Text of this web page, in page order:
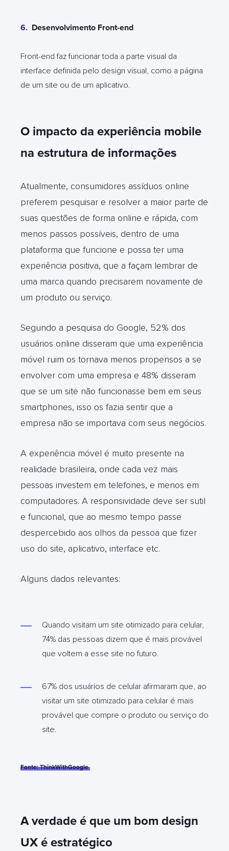
6. Desenvolvimento Front-end
Front-end faz funcionar toda a parte visual da
interface definida pelo design visual, como a página
de um site ou de um aplicativo.
O impacto da experiência mobile
na estrutura de informações
Atualmente, consumidores assíduos online
preferem pesquisar e resolver a maior parte de
suas questões de forma online e rápida, com
menos passos possíveis, dentro de uma
plataforma que funcione e possa ter uma
experiência positiva, que a façam lembrar de
uma marca quando precisarem novamente de
um produto ou serviço.
Segundo a pesquisa do Google, 52% dos
usuários online disseram que uma experiência
móvel ruim os tornava menos propensos a se
envolver com uma empresa e 48% disseram
que se um site não funcionasse bem em seus
smartphones, isso os fazia sentir que a
empresa não se importava com seus negócios.
A experiência móvel é muito presente na
realidade brasileira, onde cada vez mais
pessoas investem em telefones, e menos em
computadores. A responsividade deve ser sutil
e funcional, que ao mesmo tempo passe
despercebido aos olhos da pessoa que fizer
uso do site, aplicativo, interface etc.
Alguns dados relevantes:
Quando visitam um site otimizado para celular,
74% das pessoas dizem que é mais provável
que voltem a esse site no futuro.
67% dos usuários de celular afirmaram que, ao
visitar um site otimizado para celular é mais
provável que compre o produto ou serviço do
site.
Fonte: ThinkWithGoogle
A verdade é que um bom design
UX é estratégico